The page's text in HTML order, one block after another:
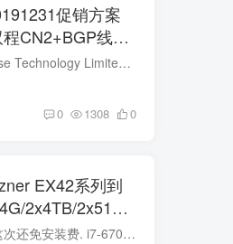
促销方案
CN2+BGP线
简介 数脉科技（Digital Pulse Technology Limited，香港CR编号 2830621），香港数据中心基础服务商，依托于Tier3+数据中心，致力于为中小企业提供高品质的数据中心基础服务及服务器租用...
0 1308 0
EX42系列到
2x4TB/2x512G
Hetzner EX42系列到货了, 这次还免安装费. i7-6700/64G/2x4TB HDD/芬兰€34/德国€39 i7-6700/64G/2x512GB NVMe/芬兰€34/德国€39 https://www.hetzner.com/dedicated-rootserver/matrix-ex ht...